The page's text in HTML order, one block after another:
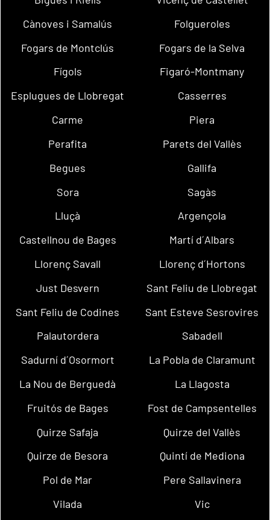
Cànoves i Samalús
Folgueroles
Fogars de Montclús
Fogars de la Selva
Fígols
Figaró-Montmany
Esplugues de Llobregat
Casserres
Carme
Piera
Perafita
Parets del Vallès
Begues
Gallifa
Sora
Sagàs
Lluçà
Argençola
Castellnou de Bages
Martí d´Albars
Llorenç Savall
Llorenç d´Hortons
Just Desvern
Sant Feliu de Llobregat
Sant Feliu de Codines
Sant Esteve Sesrovires
Palautordera
Sabadell
Sadurní d´Osormort
La Pobla de Claramunt
La Nou de Berguedà
La Llagosta
Fruitós de Bages
Fost de Campsentelles
Quirze Safaja
Quirze del Vallès
Quirze de Besora
Quintí de Mediona
Pol de Mar
Pere Sallavinera
Vilada
Vic